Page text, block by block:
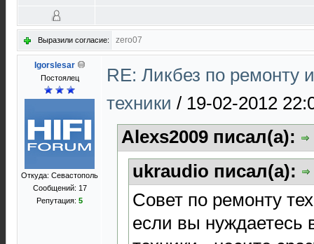
Выразили согласие: zero07
Igorslesar
Постоялец
Откуда: Севастополь
Сообщений: 17
Репутация: 5
RE: Ликбез по ремонту
техники / 19-02-2012
Alexs2009 писал(а):
ukraudio писал(а):
Совет по ремонту
если вы нуждаетесь